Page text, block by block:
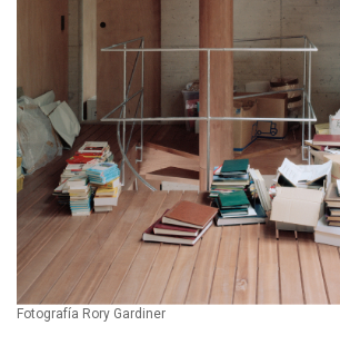
Fotografía Rory Gardiner